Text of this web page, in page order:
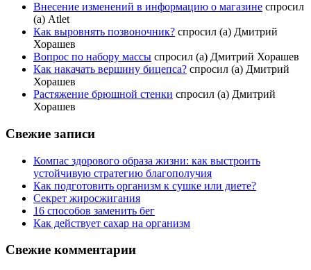
Внесение изменений в информацию о магазине спросил
(а) Atlet
Как выровнять позвоночник? спросил (а) Дмитрий
Хорашев
Вопрос по набору массы спросил (а) Дмитрий Хорашев
Как накачать вершину бицепса? спросил (а) Дмитрий
Хорашев
Растяжение брюшной стенки спросил (а) Дмитрий
Хорашев
Свежие записи
Компас здорового образа жизни: как выстроить
устойчивую стратегию благополучия
Как подготовить организм к сушке или диете?
Секрет жиросжигания
16 способов заменить бег
Как действует сахар на организм
Свежие комментарии